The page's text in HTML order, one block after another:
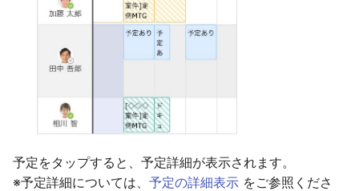
予定をタップすると、予定詳細が表示されます。
※予定詳細については、 予定の詳細表示 をご参照くださ